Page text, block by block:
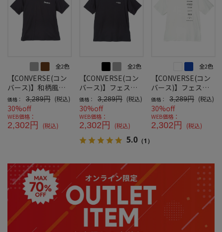
全2色
【CONVERSE(コン
バース)】和柄風バ
ックプリント半袖
Ｔ-2
価格： 3,289円 (税込)
30%off
WEB価格：
2,302円 (税込)
全2色
【CONVERSE(コン
バース)】フェス風
バックプリントＴ-2
価格： 3,289円 (税込)
30%off
WEB価格：
2,302円 (税込)
5.0 （1）
全2色
【CONVERSE(コン
バース)】フェス風
バックプリントＴ-1
価格： 3,289円 (税込)
30%off
WEB価格：
2,302円 (税込)